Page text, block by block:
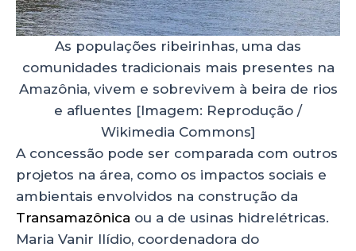
As populações ribeirinhas, uma das
comunidades tradicionais mais presentes na
Amazônia, vivem e sobrevivem à beira de rios
e afluentes [Imagem: Reprodução /
Wikimedia Commons]
A concessão pode ser comparada com outros
projetos na área, como os impactos sociais e
ambientais envolvidos na construção da
Transamazônica ou a de usinas hidrelétricas.
Maria Vanir Ilídio, coordenadora do